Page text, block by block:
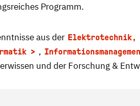
Programm.
aus der Elektrotechnik,
,
und der Forschung &